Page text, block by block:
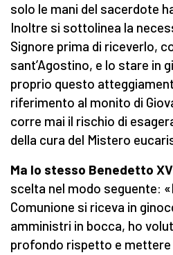
solo le mani del sacerdote
Inoltre si sottolinea la
Signore prima di riceverlo,
sant’Agostino, e lo stare in
proprio questo
riferimento al monito di
corre mai il rischio di
della cura del Mistero
Ma lo stesso Benedetto
scelta nel modo seguente:
Comunione si riceva in
amministri in bocca, ho
profondo rispetto e